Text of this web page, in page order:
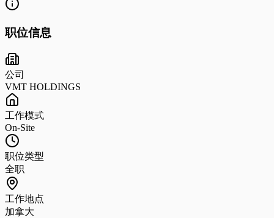
职位信息
公司
VMT HOLDINGS
工作模式
On-Site
职位类型
全职
工作地点
加拿大